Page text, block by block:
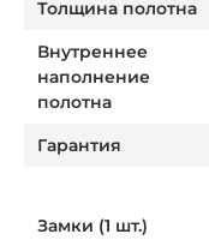
Толщина полотна
Внутреннее
наполнение
полотна
Гарантия
Замки (1 шт.)